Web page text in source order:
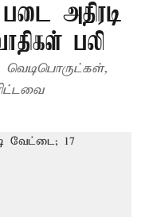
படை அதிரடி
பலி